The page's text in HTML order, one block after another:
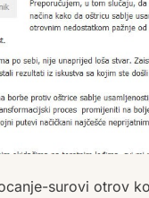
surovi otrov